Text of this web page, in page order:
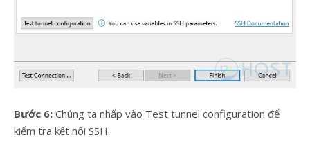
Bước 6: Chúng ta nhấp vào Test tunnel configuration để
kiểm tra kết nối SSH.